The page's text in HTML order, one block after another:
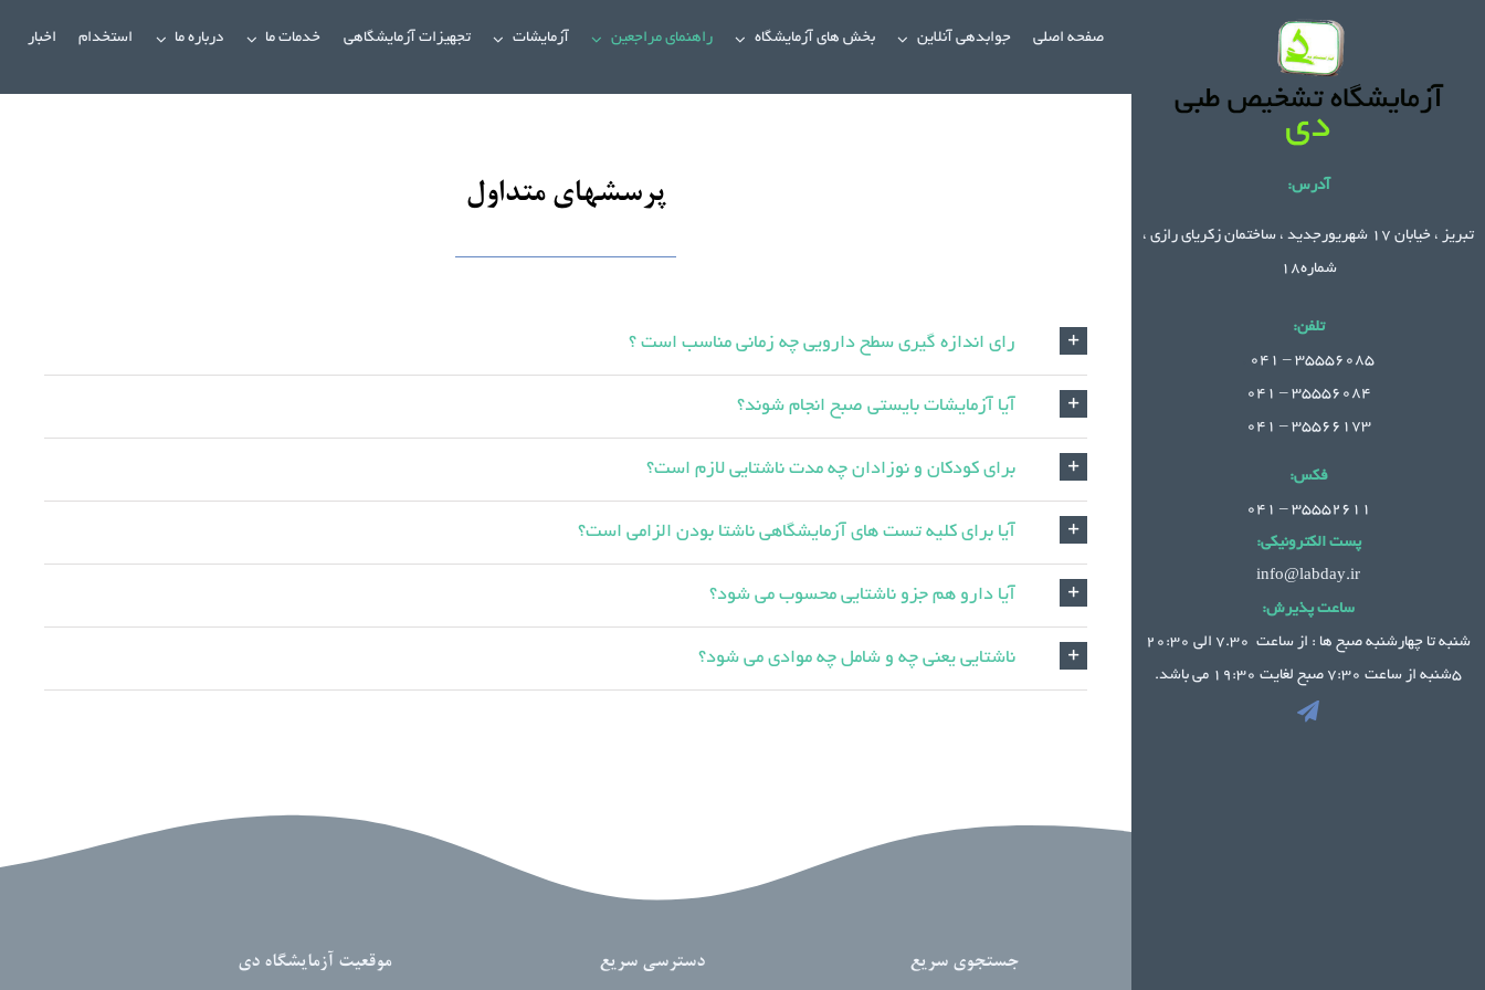
آدرس:
تبریز ، خیابان 17 شهریورجدید ، ساختمان زکریای رازی ،
شماره18
تلفن:
35556085 – 041
35556084 – 041
35566173 – 041
فکس:
35552611 – 041
پست الکترونیکی:
info@labday.ir
ساعت پذیرش:
شنبه تا چهارشنبه صبح ها : از ساعت 7.30 الی 20:30
5شنبه از ساعت 7:30 صبح لغایت 19:30 می باشد.
صفحه اصلی جوابدهی آنلاین بخش های آزمایشگاه راهنمای مراجعین آزمایشات تجهیزات آزمایشگاهی خدمات ما درباره ما استخدام اخبار
پرسشهای متداول
رای اندازه گیری سطح دارویی چه زمانی مناسب است ؟
آیا آزمایشات بایستی صبح انجام شوند؟
برای کودکان و نوزادان چه مدت ناشتایی لازم است؟
آیا برای کلیه تست های آزمایشگاهی ناشتا بودن الزامی است؟
آیا دارو هم جزو ناشتایی محسوب می شود؟
ناشتایی یعنی چه و شامل چه موادی می شود؟
جستجوی سریع دسترسی سریع موقعیت آزمایشگاه دی